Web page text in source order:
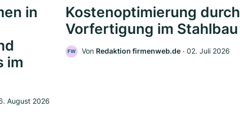
in
im
August 2026
Kostenoptimierung durch
Vorfertigung im Stahlbau
FW Von Redaktion firmenweb.de ‧ 02. Juli 2026